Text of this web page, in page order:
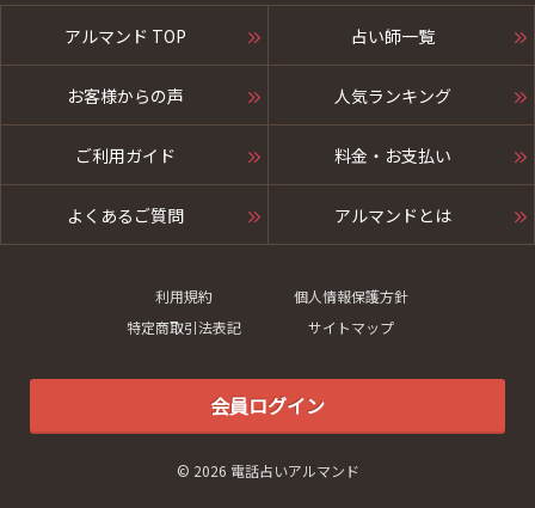
アルマンド TOP 占い師一覧
お客様からの声 人気ランキング
ご利用ガイド 料金・お支払い
よくあるご質問 アルマンドとは
利用規約
特定商取引法表記
個人情報保護方針
サイトマップ
会員ログイン
© 2026 電話占いアルマンド